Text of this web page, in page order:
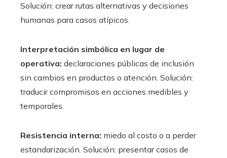
Solución: crear rutas alternativas y decisiones
humanas para casos atípicos.
Interpretación simbólica en lugar de
operativa: declaraciones públicas de inclusión
sin cambios en productos o atención. Solución:
traducir compromisos en acciones medibles y
temporales.
Resistencia interna: miedo al costo o a perder
estandarización. Solución: presentar casos de